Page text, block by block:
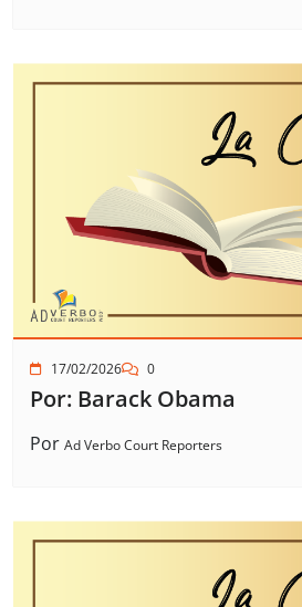
17/02/2026 0
Por: Barack Obama
Por Ad Verbo Court Reporters